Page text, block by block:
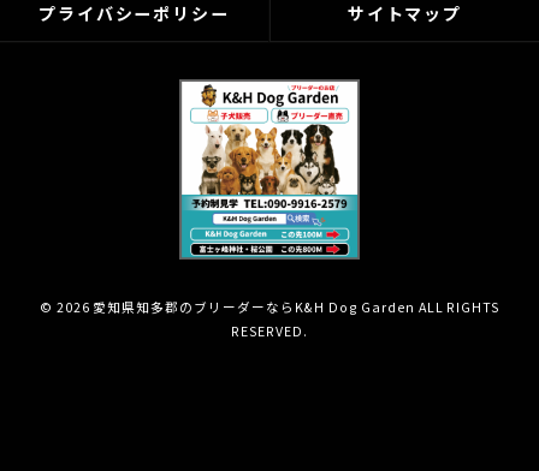
プライバシーポリシー サイトマップ
© 2026 愛知県知多郡のブリーダーならK&H Dog Garden ALL RIGHTS
RESERVED.